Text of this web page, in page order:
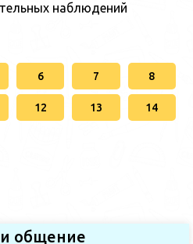
наблюдений
6 7 8
12 13 14
общение